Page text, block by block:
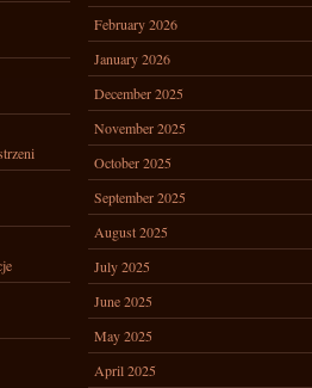
February 2026
January 2026
December 2025
November 2025
October 2025
September 2025
August 2025
July 2025
June 2025
May 2025
April 2025